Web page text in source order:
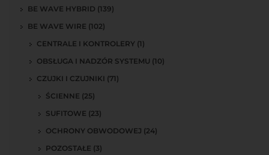
BE WAVE HYBRID (139)
BE WAVE WIRE (102)
CENTRALE I KONTROLERY (1)
OBSŁUGA I NADZÓR SYSTEMU (10)
CZUJKI I CZUJNIKI (71)
ŚCIENNE (25)
SUFITOWE (23)
OCHRONY OBWODOWEJ (24)
POZOSTAŁE (3)